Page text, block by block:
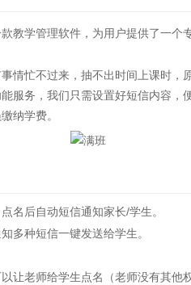
教学管理软件，为用户提供了一个
忙不过来，抽不出时间上课时，
服务，我们只需设置好短信内容，
纳学费。
后自动短信通知家长/学生。
种短信一键发送给学生。
老师给学生点名（老师没有其他权